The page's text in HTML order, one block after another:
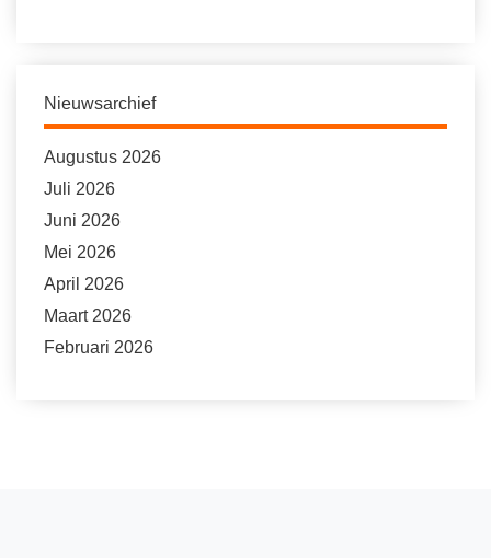
Nieuwsarchief
Augustus 2026
Juli 2026
Juni 2026
Mei 2026
April 2026
Maart 2026
Februari 2026